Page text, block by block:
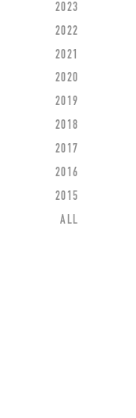
2023
2022
2021
2020
2019
2018
2017
2016
2015
ALL